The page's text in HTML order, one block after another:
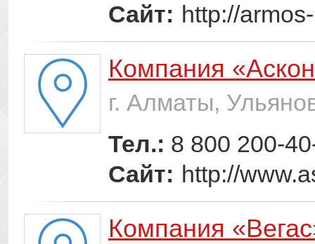
Сайт: http://
Компания
г. Алматы,
Тел.: 8 800 200-
Сайт: http://
Компания